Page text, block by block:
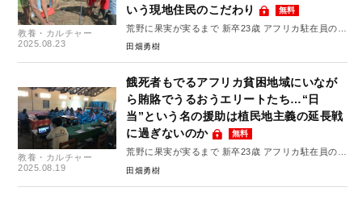
教養・カルチャー
2025.08.23
いう現地住民のこだわり
無料
荒野に果実が実るまで 新卒23歳 アフリカ駐在員の奮
闘記 #5
田畑勇樹
教養・カルチャー
2025.08.19
餓死者もでるアフリカ貧困地域にいなが
ら賄賂でうるおうエリートたち…“日
当”という名の援助は植民地主義の延長戦
に過ぎないのか
無料
荒野に果実が実るまで 新卒23歳 アフリカ駐在員の奮
闘記 #1
田畑勇樹